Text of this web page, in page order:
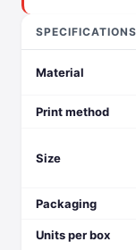
SPECIFICATIONS
Material
Print method
Size
Packaging
Units per box